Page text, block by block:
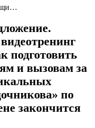
подготовить
и вызовам за
по
закончится